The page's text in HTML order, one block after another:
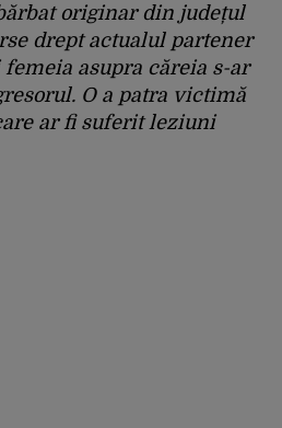
originar din județul
drept actualul partener
asupra căreia s-ar
O a patra victimă
ar fi suferit leziuni